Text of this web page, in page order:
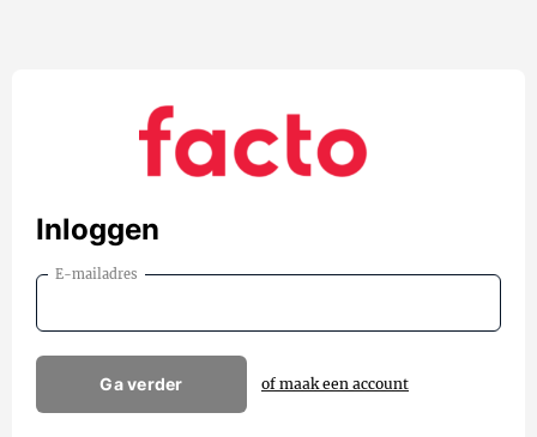
Inloggen
E-mailadres
Ga verder of maak een account